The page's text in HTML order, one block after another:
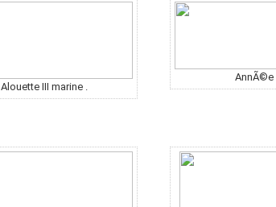
Alouette III marine .
AnnÃ©e